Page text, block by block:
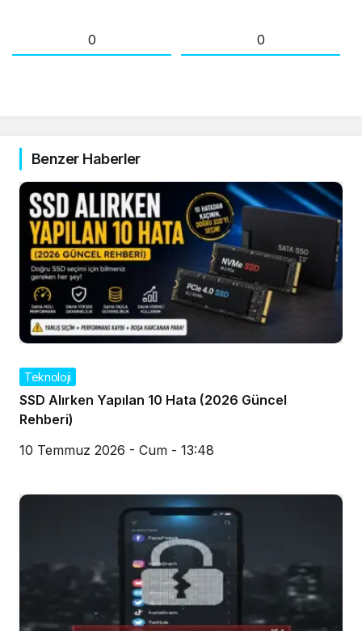
0 0
Benzer Haberler
Teknoloji
SSD Alırken Yapılan 10 Hata (2026 Güncel
Rehberi)
10 Temmuz 2026 - Cum - 13:48